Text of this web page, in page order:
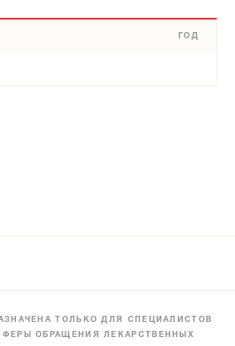
ГОД
ТОЛЬКО ДЛЯ СПЕЦИАЛИСТОВ
ОБРАЩЕНИЯ ЛЕКАРСТВЕННЫХ